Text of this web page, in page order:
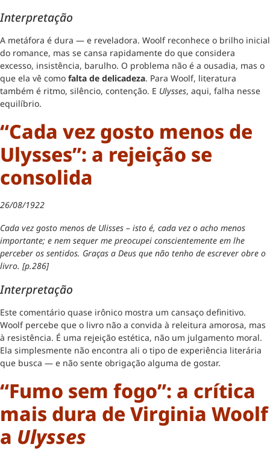
Interpretação
A metáfora é dura — e reveladora. Woolf reconhece o brilho inicial
do romance, mas se cansa rapidamente do que considera
excesso, insistência, barulho. O problema não é a ousadia, mas o
que ela vê como falta de delicadeza. Para Woolf, literatura
também é ritmo, silêncio, contenção. E Ulysses, aqui, falha nesse
equilíbrio.
“Cada vez gosto menos de
Ulysses”: a rejeição se
consolida
26/08/1922
Cada vez gosto menos de Ulisses – isto é, cada vez o acho menos
importante; e nem sequer me preocupei conscientemente em lhe
perceber os sentidos. Graças a Deus que não tenho de escrever obre o
livro. [p.286]
Interpretação
Este comentário quase irônico mostra um cansaço definitivo.
Woolf percebe que o livro não a convida à releitura amorosa, mas
à resistência. É uma rejeição estética, não um julgamento moral.
Ela simplesmente não encontra ali o tipo de experiência literária
que busca — e não sente obrigação alguma de gostar.
“Fumo sem fogo”: a crítica
mais dura de Virginia Woolf
a Ulysses